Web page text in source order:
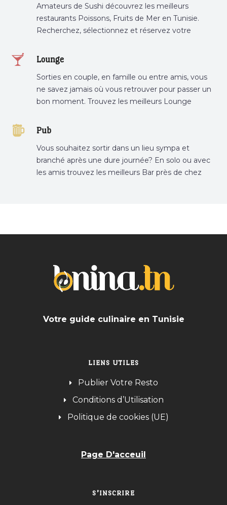
Amateurs de Sushi découvrez les meilleurs
restaurants Poissons, Fruits de Mer en Tunisie.
Recherchez, sélectionnez et réservez votre
Lounge
Sorties en couple, en famille ou entre amis, vous
ne savez jamais où vous retrouver pour passer un
bon moment. Trouvez les meilleurs Lounge
Pub
Vous souhaitez sortir dans un lieu sympa et
branché après une dure journée? En solo ou avec
les amis trouvez les meilleurs Bar près de chez
Votre guide culinaire en Tunisie
LIENS UTILES
Publier Votre Resto
Conditions d’Utilisation
Politique de cookies (UE)
Page D'acceuil
S’INSCRIRE